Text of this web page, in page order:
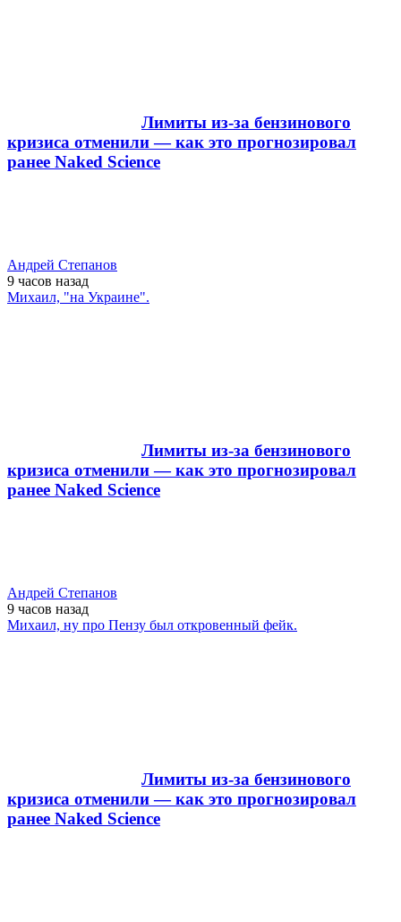
Лимиты из-за бензинового
кризиса отменили — как это прогнозировал
ранее Naked Science
Андрей Степанов
9 часов назад
Михаил, "на Украине".
Лимиты из-за бензинового
кризиса отменили — как это прогнозировал
ранее Naked Science
Андрей Степанов
9 часов назад
Михаил, ну про Пензу был откровенный фейк.
Лимиты из-за бензинового
кризиса отменили — как это прогнозировал
ранее Naked Science